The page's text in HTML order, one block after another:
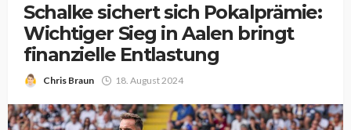
Schalke sichert sich Pokalprämie:
Wichtiger Sieg in Aalen bringt
finanzielle Entlastung
Chris Braun 18. August 2024